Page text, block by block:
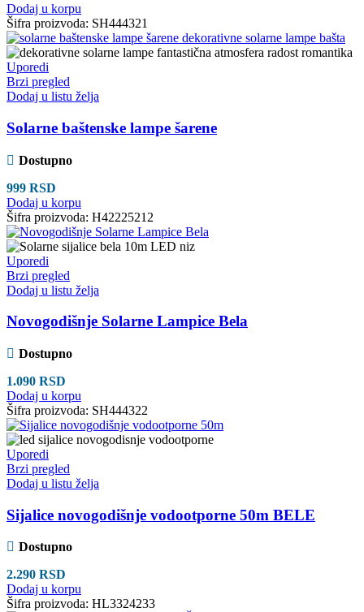
Dodaj u korpu
Šifra proizvoda: SH444321
Uporedi
Brzi pregled
Dodaj u listu želja
Solarne baštenske lampe šarene
Dostupno
999 RSD
Dodaj u korpu
Šifra proizvoda: H42225212
Uporedi
Brzi pregled
Dodaj u listu želja
Novogodišnje Solarne Lampice Bela
Dostupno
1.090 RSD
Dodaj u korpu
Šifra proizvoda: SH444322
Uporedi
Brzi pregled
Dodaj u listu želja
Sijalice novogodišnje vodootporne 50m BELE
Dostupno
2.290 RSD
Dodaj u korpu
Šifra proizvoda: HL3324233